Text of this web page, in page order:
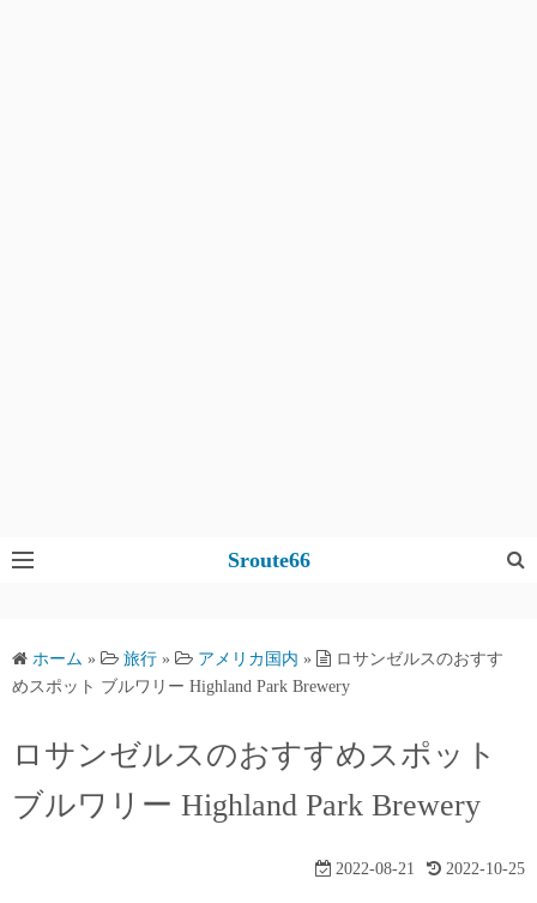
コ
ッ
Sroute66
ホーム » 旅行 » アメリカ国内 »
ロサンゼルスのおすす
めスポット ブルワリー Highland Park Brewery
ロサンゼルスのおすすめスポット
ブルワリー Highland Park Brewery
2022-08-21 2022-10-25